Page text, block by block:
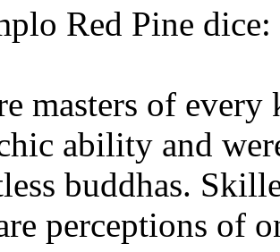
Red Pine dice:
masters of
ability and
buddhas.
perceptions of